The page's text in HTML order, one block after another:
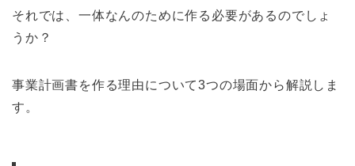
それでは、一体なんのために作る必要があるのでしょ
うか？
事業計画書を作る理由について3つの場面から解説しま
す。